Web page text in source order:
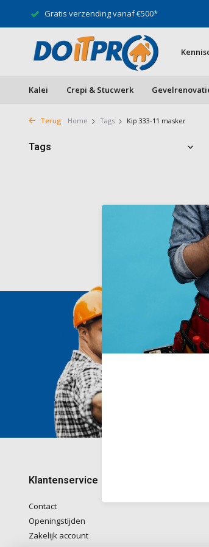
Gratis verzending vanaf €500*
Kalei Crepi & Stucwerk
Terug Home Tags Kip 333-11 masker
Tags
Klantenservice
Contact
Openingstijden
Zakelijk account